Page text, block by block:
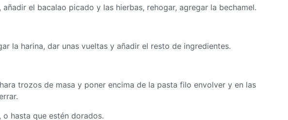
el bacalao picado y las hierbas, rehogar, agregar la bechamel.
la harina, dar unas vueltas y añadir el resto de ingredientes.
trozos de masa y poner encima de la pasta filo envolver y en las
o hasta que estén dorados.